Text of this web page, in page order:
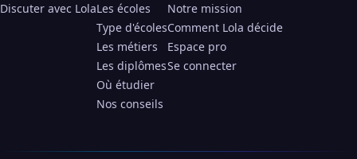
Discuter avec LolaLes écoles
Type d'écoles
Les métiers
Les diplômes
Où étudier
Nos conseils
Notre mission
Comment Lola décide
Espace pro
Se connecter